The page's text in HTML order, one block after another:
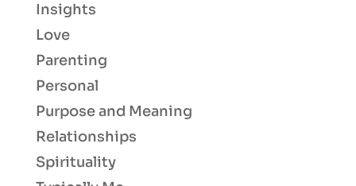
Insights
Love
Parenting
Personal
Purpose and Meaning
Relationships
Spirituality